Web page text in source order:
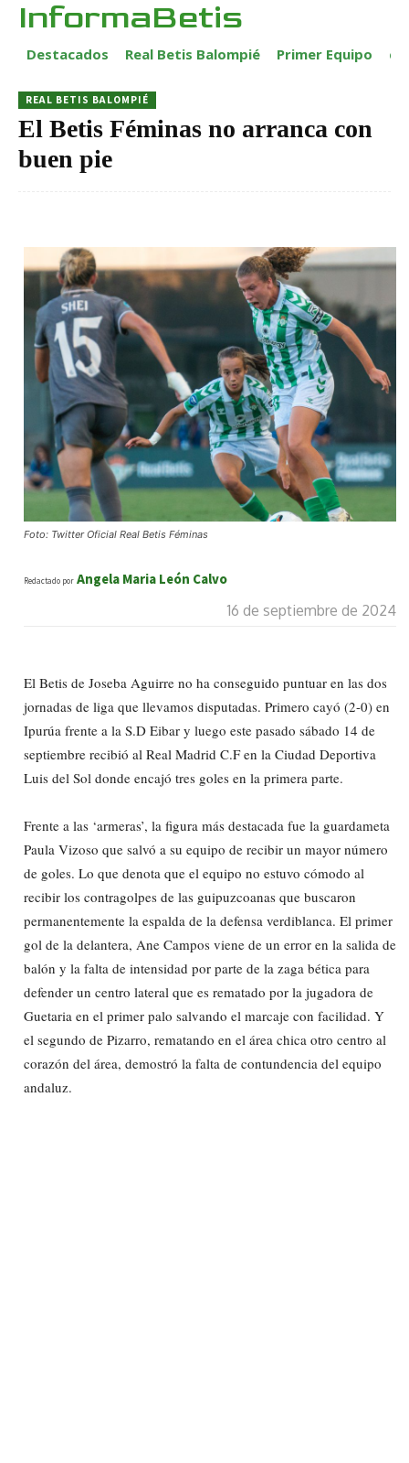
InformaBetis
Destacados Real Betis Balompié Primer Equipo
REAL BETIS BALOMPIÉ
El Betis Féminas no arranca con
buen pie
Foto: Twitter Oficial Real Betis Féminas
Redactado por Angela Maria León Calvo
16 de septiembre de 2024
El Betis de Joseba Aguirre no ha conseguido puntuar en las dos
jornadas de liga que llevamos disputadas. Primero cayó (2-0) en
Ipurúa frente a la S.D Eibar y luego este pasado sábado 14 de
septiembre recibió al Real Madrid C.F en la Ciudad Deportiva
Luis del Sol donde encajó tres goles en la primera parte.
Frente a las ‘armeras’, la figura más destacada fue la guardameta
Paula Vizoso que salvó a su equipo de recibir un mayor número
de goles. Lo que denota que el equipo no estuvo cómodo al
recibir los contragolpes de las guipuzcoanas que buscaron
permanentemente la espalda de la defensa verdiblanca. El primer
gol de la delantera, Ane Campos viene de un error en la salida de
balón y la falta de intensidad por parte de la zaga bética para
defender un centro lateral que es rematado por la jugadora de
Guetaria en el primer palo salvando el marcaje con facilidad. Y
el segundo de Pizarro, rematando en el área chica otro centro al
corazón del área, demostró la falta de contundencia del equipo
andaluz.